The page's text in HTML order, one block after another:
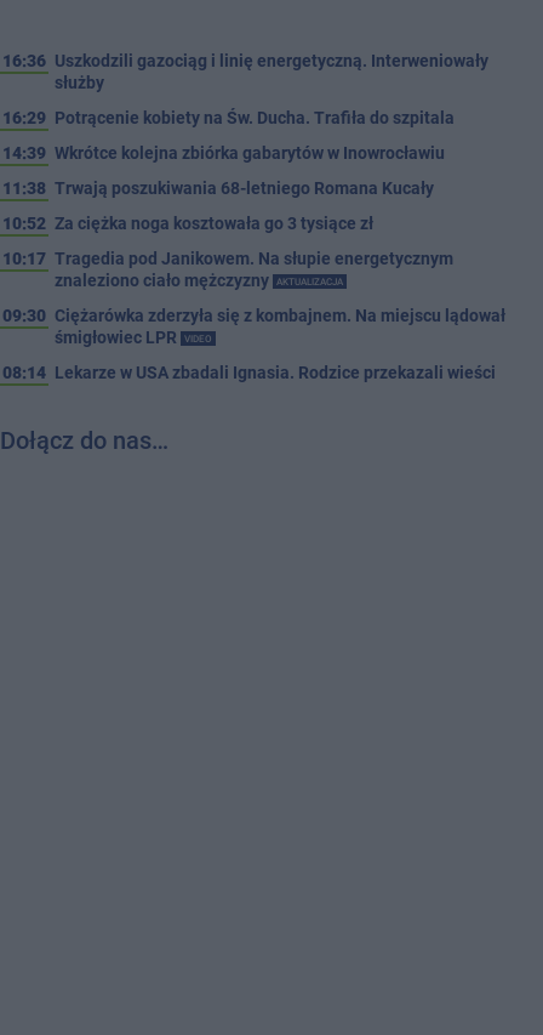
16:36 Uszkodzili gazociąg i linię energetyczną. Interweniowały
służby
16:29 Potrącenie kobiety na Św. Ducha. Trafiła do szpitala
14:39 Wkrótce kolejna zbiórka gabarytów w Inowrocławiu
11:38 Trwają poszukiwania 68-letniego Romana Kucały
10:52 Za ciężka noga kosztowała go 3 tysiące zł
10:17 Tragedia pod Janikowem. Na słupie energetycznym
znaleziono ciało mężczyzny
AKTUALIZACJA
09:30 Ciężarówka zderzyła się z kombajnem. Na miejscu lądował
śmigłowiec LPR
VIDEO
08:14 Lekarze w USA zbadali Ignasia. Rodzice przekazali wieści
Dołącz do nas…